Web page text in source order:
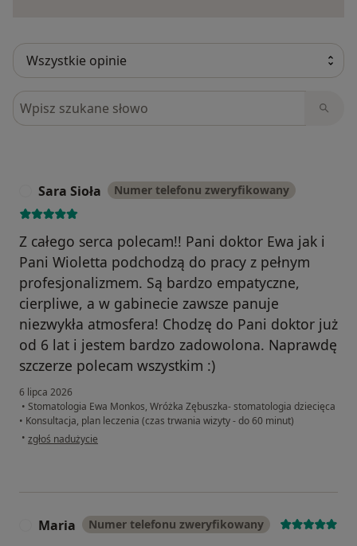
Szukaj w opiniach
Sara Sioła Numer telefonu zweryfikowany
Z całego serca polecam!! Pani doktor Ewa jak i
Pani Wioletta podchodzą do pracy z pełnym
profesjonalizmem. Są bardzo empatyczne,
cierpliwe, a w gabinecie zawsze panuje
niezwykła atmosfera! Chodzę do Pani doktor już
od 6 lat i jestem bardzo zadowolona. Naprawdę
szczerze polecam wszystkim :)
6 lipca 2026
• Stomatologia Ewa Monkos, Wróżka Zębuszka- stomatologia dziecięca
• Konsultacja, plan leczenia (czas trwania wizyty - do 60 minut)
• w opinii użytkownika Sara Sioła
zgłoś nadużycie
Maria Numer telefonu zweryfikowany